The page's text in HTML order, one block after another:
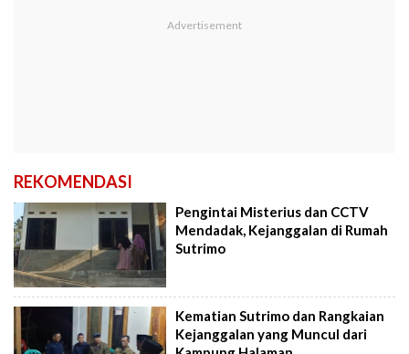
REKOMENDASI
Pengintai Misterius dan CCTV
Mendadak, Kejanggalan di Rumah
Sutrimo
Kematian Sutrimo dan Rangkaian
Kejanggalan yang Muncul dari